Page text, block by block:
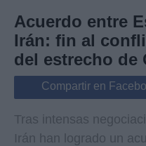
Internacional
Viajes
Acuerdo entre
Irán: fin al
del estrecho de
Compartir en
Tras intensas
Irán han logrado un